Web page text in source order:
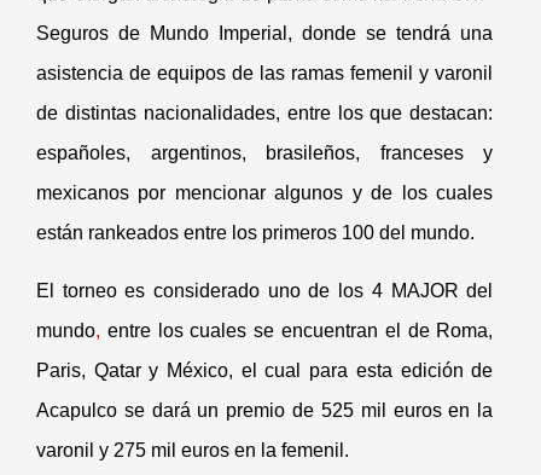
Seguros de Mundo Imperial, donde se tendrá una
asistencia de equipos de las ramas femenil y varonil
de distintas nacionalidades, entre los que destacan:
españoles, argentinos, brasileños, franceses y
mexicanos por mencionar algunos y de los cuales
están rankeados entre los primeros 100 del mundo.
El torneo es considerado uno de los 4 MAJOR del
mundo, entre los cuales se encuentran el de Roma,
Paris, Qatar y México, el cual para esta edición de
Acapulco se dará un premio de 525 mil euros en la
varonil y 275 mil euros en la femenil.